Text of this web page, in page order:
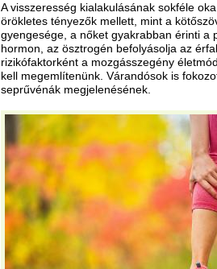
A visszeresség kialakulásának sokféle
örökletes tényezők mellett, mint a
gyengesége, a nőket gyakrabban érinti a
hormon, az ösztrogén befolyásolja az
rizikófaktorként a mozgásszegény
kell megemlítenünk. Várandósok is
seprűvénák megjelenésének.